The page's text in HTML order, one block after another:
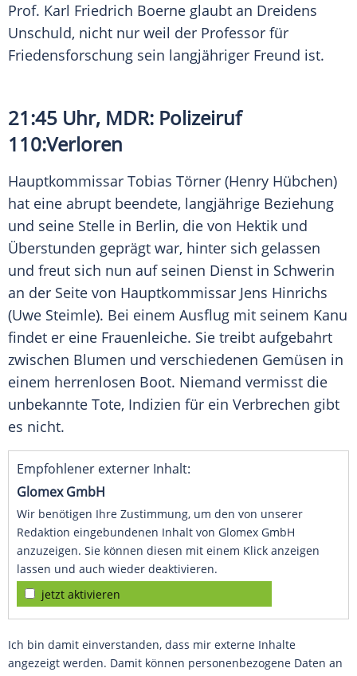
Prof. Karl Friedrich Boerne glaubt an Dreidens
Unschuld, nicht nur weil der Professor für
Friedensforschung sein langjähriger Freund ist.
21:45 Uhr, MDR: Polizeiruf
110:Verloren
Hauptkommissar Tobias Törner (Henry Hübchen)
hat eine abrupt beendete, langjährige Beziehung
und seine Stelle in Berlin, die von Hektik und
Überstunden geprägt war, hinter sich gelassen
und freut sich nun auf seinen Dienst in Schwerin
an der Seite von Hauptkommissar Jens Hinrichs
(Uwe Steimle). Bei einem Ausflug mit seinem Kanu
findet er eine Frauenleiche. Sie treibt aufgebahrt
zwischen Blumen und verschiedenen Gemüsen in
einem herrenlosen Boot. Niemand vermisst die
unbekannte Tote, Indizien für ein Verbrechen gibt
es nicht.
Empfohlener externer Inhalt:
Glomex GmbH
Wir benötigen Ihre Zustimmung, um den von unserer
Redaktion eingebundenen Inhalt von Glomex GmbH
anzuzeigen. Sie können diesen mit einem Klick anzeigen
lassen und auch wieder deaktivieren.
jetzt aktivieren
Ich bin damit einverstanden, dass mir externe Inhalte
angezeigt werden. Damit können personenbezogene Daten an